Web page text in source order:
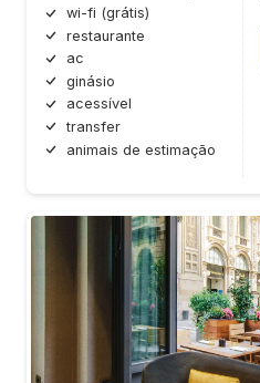
wi-fi (grátis)
restaurante
ac
ginásio
acessível
transfer
animais de estimação